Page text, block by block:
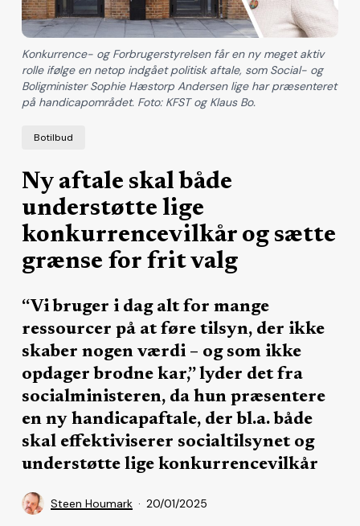
Botilbud
Ny aftale skal både
understøtte lige
konkurrencevilkår og sætte
grænse for frit valg
“Vi bruger i dag alt for mange
ressourcer på at føre tilsyn, der ikke
skaber nogen værdi – og som ikke
opdager brodne kar,” lyder det fra
socialministeren, da hun præsentere
en ny handicapaftale, der bl.a. både
skal effektiviserer socialtilsynet og
understøtte lige konkurrencevilkår
Steen Houmark 20/01/2025
Konkurrence- og Forbrugerstyrelsen får en ny meget aktiv
rolle ifølge en netop indgået politisk aftale, som Social- og
Boligminister Sophie Hæstorp Andersen lige har præsenteret
på handicapområdet. Foto: KFST og Klaus Bo.